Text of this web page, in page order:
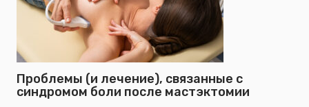
Проблемы (и лечение), связанные с
синдромом боли после мастэктомии